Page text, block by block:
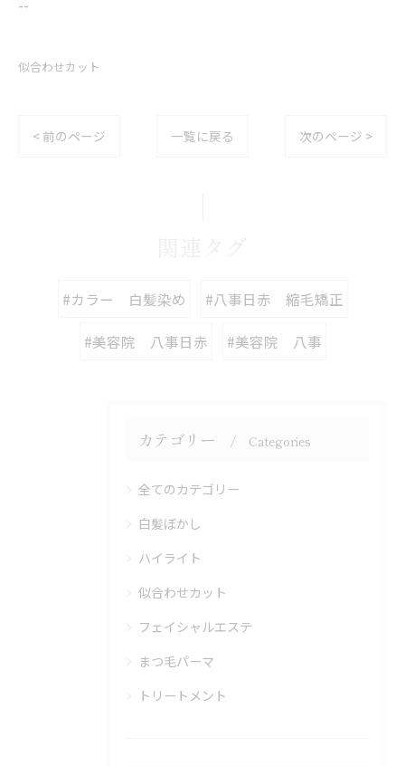
--
似合わせカット
< 前のページ 一覧に戻る 次のページ >
#カラー 白髪染め #八事日赤 縮毛矯正
#美容院 八事日赤 #美容院 八事
カテゴリー Categories
全てのカテゴリー
白髪ぼかし
ハイライト
似合わせカット
フェイシャルエステ
まつ毛パーマ
トリートメント